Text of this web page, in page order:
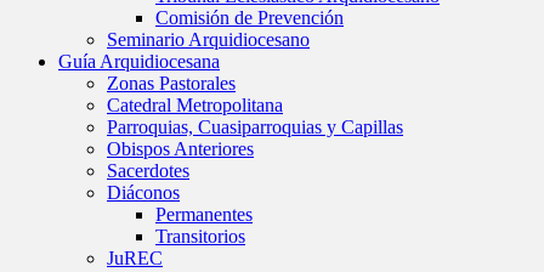
Comisión de Prevención
Seminario Arquidiocesano
Guía Arquidiocesana
Zonas Pastorales
Catedral Metropolitana
Parroquias, Cuasiparroquias y Capillas
Obispos Anteriores
Sacerdotes
Diáconos
Permanentes
Transitorios
JuREC